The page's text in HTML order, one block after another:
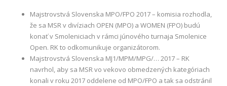
Majstrovstvá Slovenska MPO/FPO 2017 – komisia rozhodla,
že sa MSR v divíziach OPEN (MPO) a WOMEN (FPO) budú
konať v Smoleniciach v rámci júnového turnaja Smolenice
Open. RK to odkomunikuje organizátorom.
Majstrovstvá Slovenska MJ1/MPM/MPG/… 2017 – RK
navrhol, aby sa MSR vo vekovo obmedzených kategóriach
konali v roku 2017 oddelene od MPO/FPO a tak sa odstránil